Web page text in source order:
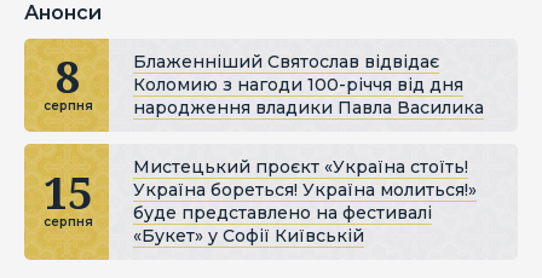
Анонси
8
серпня
Блаженніший Святослав відвідає
Коломию з нагоди 100-річчя від дня
народження владики Павла Василика
15
серпня
Мистецький проєкт «Україна стоїть!
Україна бореться! Україна молиться!»
буде представлено на фестивалі
«Букет» у Софії Київській